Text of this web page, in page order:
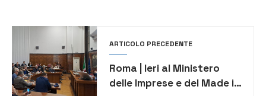
ARTICOLO PRECEDENTE
Roma | Ieri al Ministero
delle Imprese e del Made in